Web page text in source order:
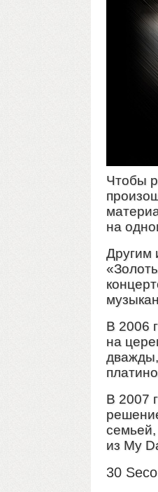
Чтобы
на
Другим
В 2006
на
В 2007
из My
30